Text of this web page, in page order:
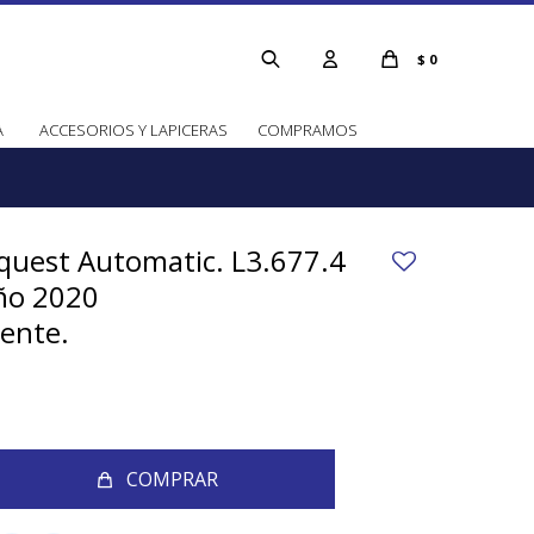
ACCESORIOS Y LAPICERAS COMPRAMOS
$ 0
Automatic. L3.677.4
2020
COMPRAR